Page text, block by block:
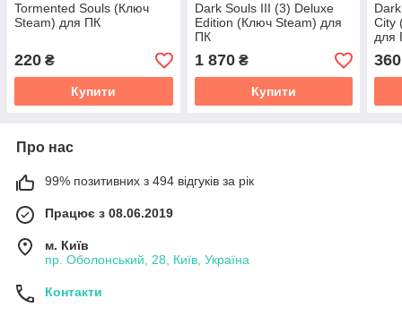
Tormented Souls (Ключ
Steam) для ПК
220 ₴
Купити
Dark Souls III (3) Deluxe
Edition (Ключ Steam) для
ПК
1 870₴
Купити
City
для
360
Про нас
99% позитивних з 494 відгуків за рік
Працює з 08.06.2019
м. Київ
пр. Оболонський, 28, Київ, Україна
Контакти